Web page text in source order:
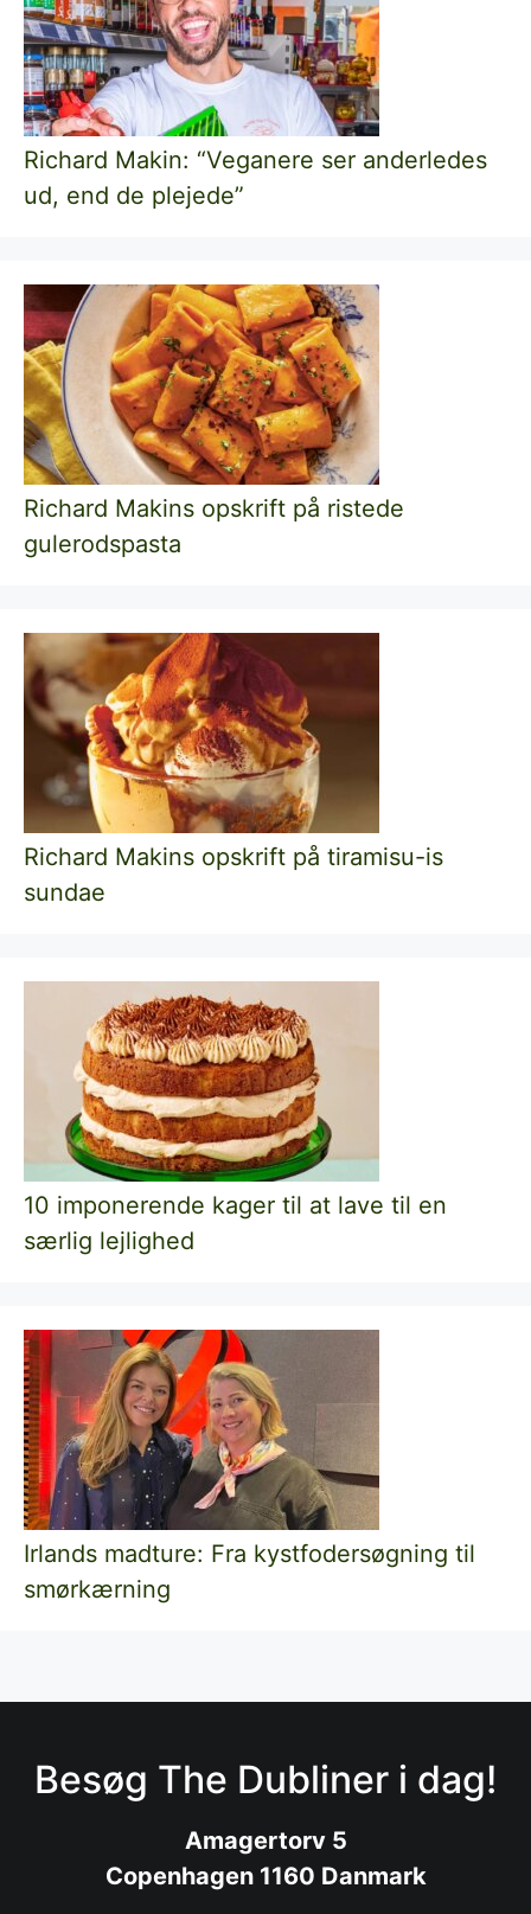
Richard Makin: “Veganere ser anderledes
ud, end de plejede”
Richard Makins opskrift på ristede
gulerodspasta
Richard Makins opskrift på tiramisu-is
sundae
10 imponerende kager til at lave til en
særlig lejlighed
Irlands madture: Fra kystfodersøgning til
smørkærning
Besøg The Dubliner i dag!
Amagertorv 5
Copenhagen 1160 Danmark